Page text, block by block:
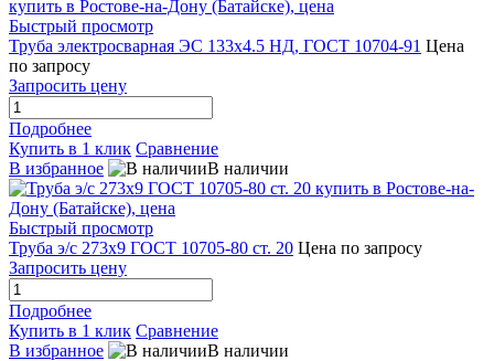
Быстрый просмотр
Труба электросварная ЭС 133х4.5 НД, ГОСТ 10704-91 Цена
по запросу
Запросить цену
Подробнее
Купить в 1 клик Сравнение
В избранное
В наличии
Быстрый просмотр
Труба э/с 273х9 ГОСТ 10705-80 ст. 20 Цена по запросу
Запросить цену
Подробнее
Купить в 1 клик Сравнение
В избранное
В наличии